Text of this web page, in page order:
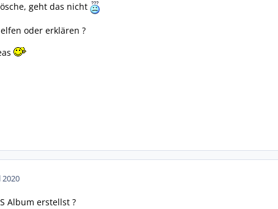
geht das nicht
oder erklären ?
2020
Album erstellst ?